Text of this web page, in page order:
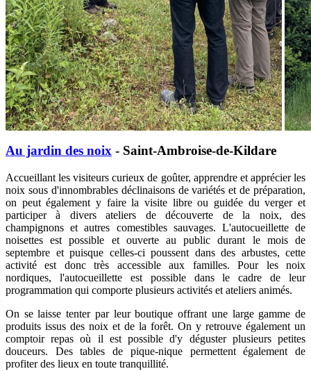
Au jardin des noix - Saint-Ambroise-de-Kildare
Accueillant les visiteurs curieux de goûter, apprendre et apprécier les
noix sous d'innombrables déclinaisons de variétés et de préparation,
on peut également y faire la visite libre ou guidée du verger et
participer à divers ateliers de découverte de la noix, des
champignons et autres comestibles sauvages. L'autocueillette de
noisettes est possible et ouverte au public durant le mois de
septembre et puisque celles-ci poussent dans des arbustes, cette
activité est donc très accessible aux familles. Pour les noix
nordiques, l'autocueillette est possible dans le cadre de leur
programmation qui comporte plusieurs activités et ateliers animés.
On se laisse tenter par leur boutique offrant une large gamme de
produits issus des noix et de la forêt. On y retrouve également un
comptoir repas où il est possible d'y déguster plusieurs petites
douceurs. Des tables de pique-nique permettent également de
profiter des lieux en toute tranquillité.